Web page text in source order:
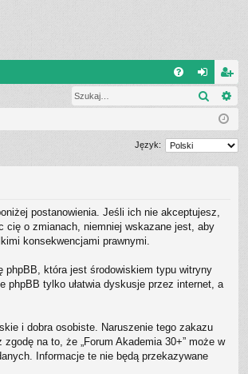
al
si
ar
ej
es
tru
Szukaj
Język:
postanowienia. Jeśli ich nie akceptujesz,
cię o zmianach, niemniej wskazane jest, aby
konsekwencjami prawnymi.
phpBB, która jest środowiskiem typu witryny
phpBB tylko ułatwia dyskusje przez internet, a
i dobra osobiste. Naruszenie tego zakazu
na to, że „Forum Akademia 30+” może w
Informacje te nie będą przekazywane